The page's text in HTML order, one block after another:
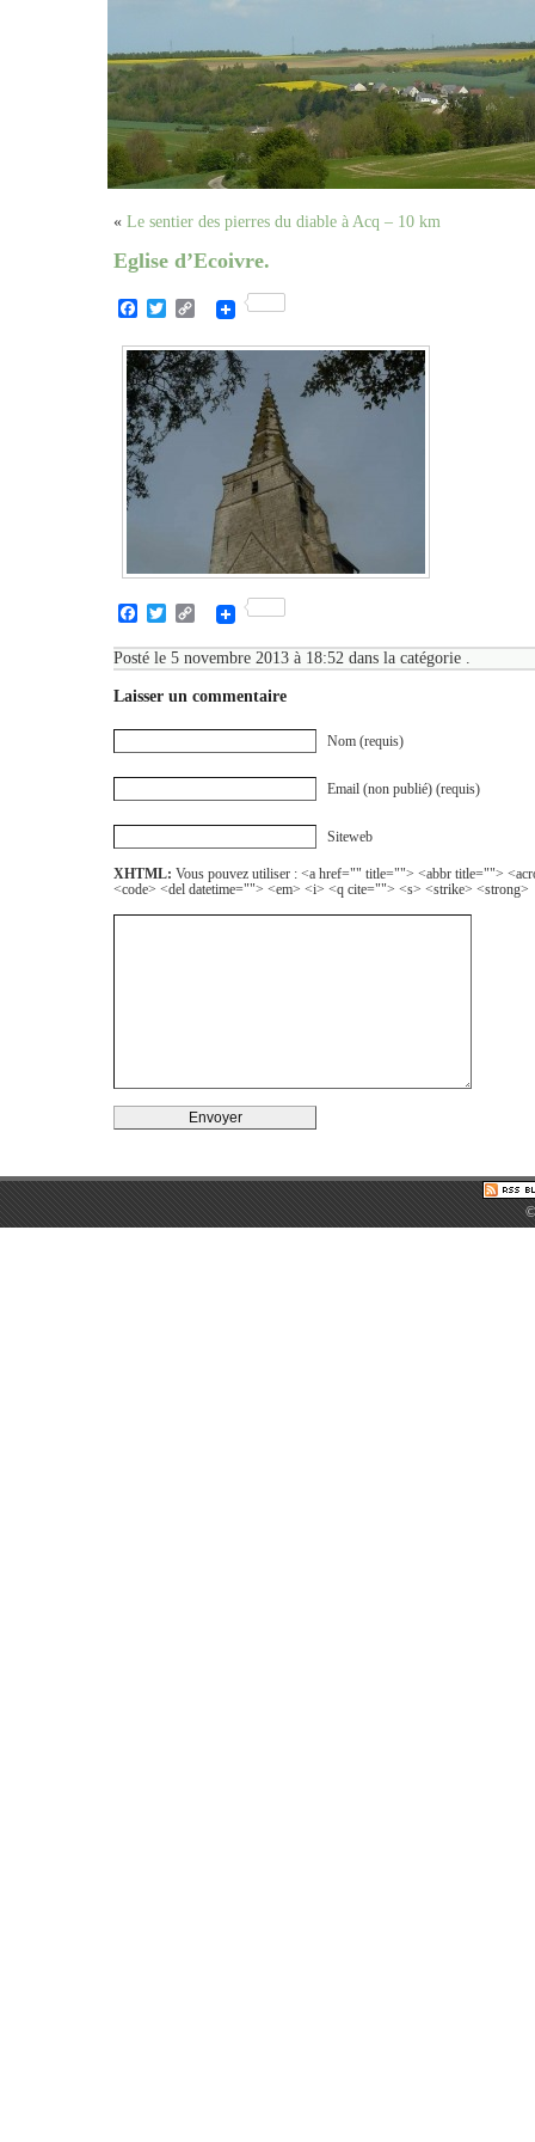
« Le sentier des pierres du diable à Acq – 10 km
Eglise d’Ecoivre.
Facebook
TwitterCopy
Facebook
TwitterCopy
Posté le 5 novembre 2013 à 18:52 dans la catégorie .
Laisser un commentaire
Nom (requis)
Email (non publié) (requis)
Siteweb
XHTML: Vous pouvez utiliser : <a href="" title=""> <abbr title="">
<code> <del datetime=""> <em> <i> <q cite=""> <s> <strike> <strong>